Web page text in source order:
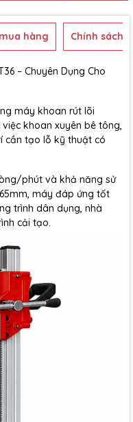
hàng Chính sách
– Chuyên Dụng Cho
máy khoan rút lõi
khoan xuyên bê tông,
cần tạo lỗ kỹ thuật có
phút và khả năng sử
máy đáp ứng tốt
trình dân dụng, nhà
cải tạo.